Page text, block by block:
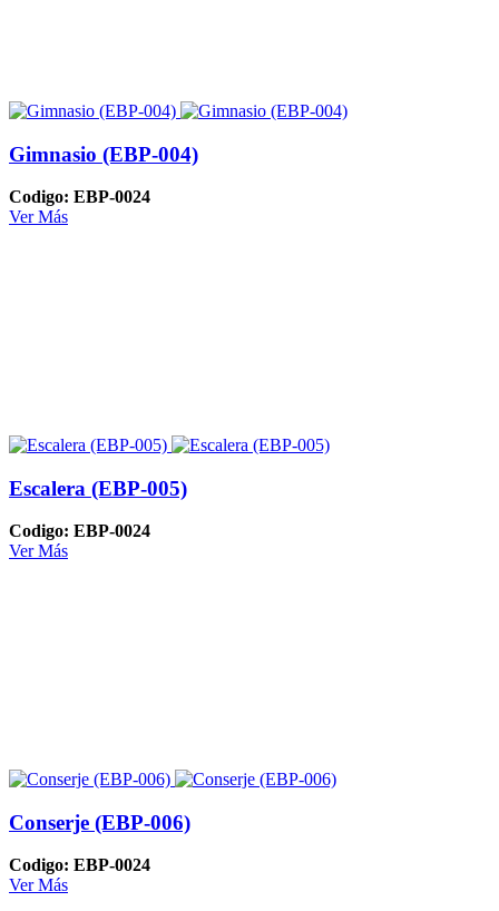
Gimnasio (EBP-004)
Codigo: EBP-0024
Ver Más
Escalera (EBP-005)
Codigo: EBP-0024
Ver Más
Conserje (EBP-006)
Codigo: EBP-0024
Ver Más